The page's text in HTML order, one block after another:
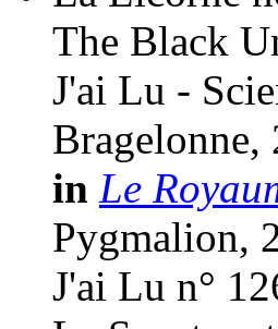
The Black
J'ai Lu -
Bragelonne,
in Le
Pygmalion,
J'ai Lu n°